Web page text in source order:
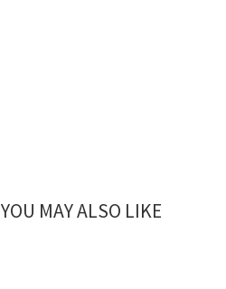
YOU MAY ALSO LIKE